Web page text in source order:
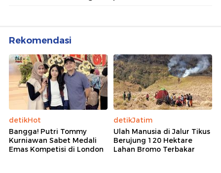
Rekomendasi
detikHot
Bangga! Putri Tommy
Kurniawan Sabet Medali
Emas Kompetisi di London
detikJatim
Ulah Manusia di Jalur Tikus
Berujung 120 Hektare
Lahan Bromo Terbakar